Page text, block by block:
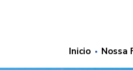
Inicio Nossa